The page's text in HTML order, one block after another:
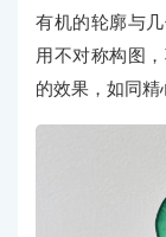
有机的轮廓与
用不对称构图
的效果，如同精